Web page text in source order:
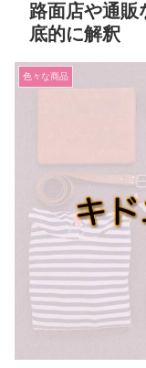
路面店や通販
底的に解釈
色々な商品